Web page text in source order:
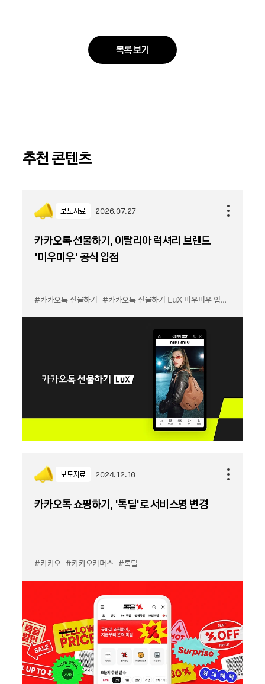
목록 보기
추천 콘텐츠
보도자료 2026.07.27
카카오톡 선물하기, 이탈리아 럭셔리 브랜드
'미우미우' 공식 입점
#카카오톡 선물하기 #카카오톡 선물하기 LuX 미우미우 입점
보도자료 2024.12.16
카카오톡 쇼핑하기, ‘톡딜’로 서비스명 변경
#카카오 #카카오커머스 #톡딜